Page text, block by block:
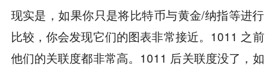
现实是，如果你只是将比特币与黄金/纳指等进行
比较，你会发现它们的图表非常接近。1011 之前
他们的关联度都非常高。1011 后关联度没了，如